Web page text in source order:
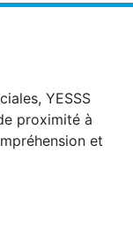
YESSS
proximité à
et